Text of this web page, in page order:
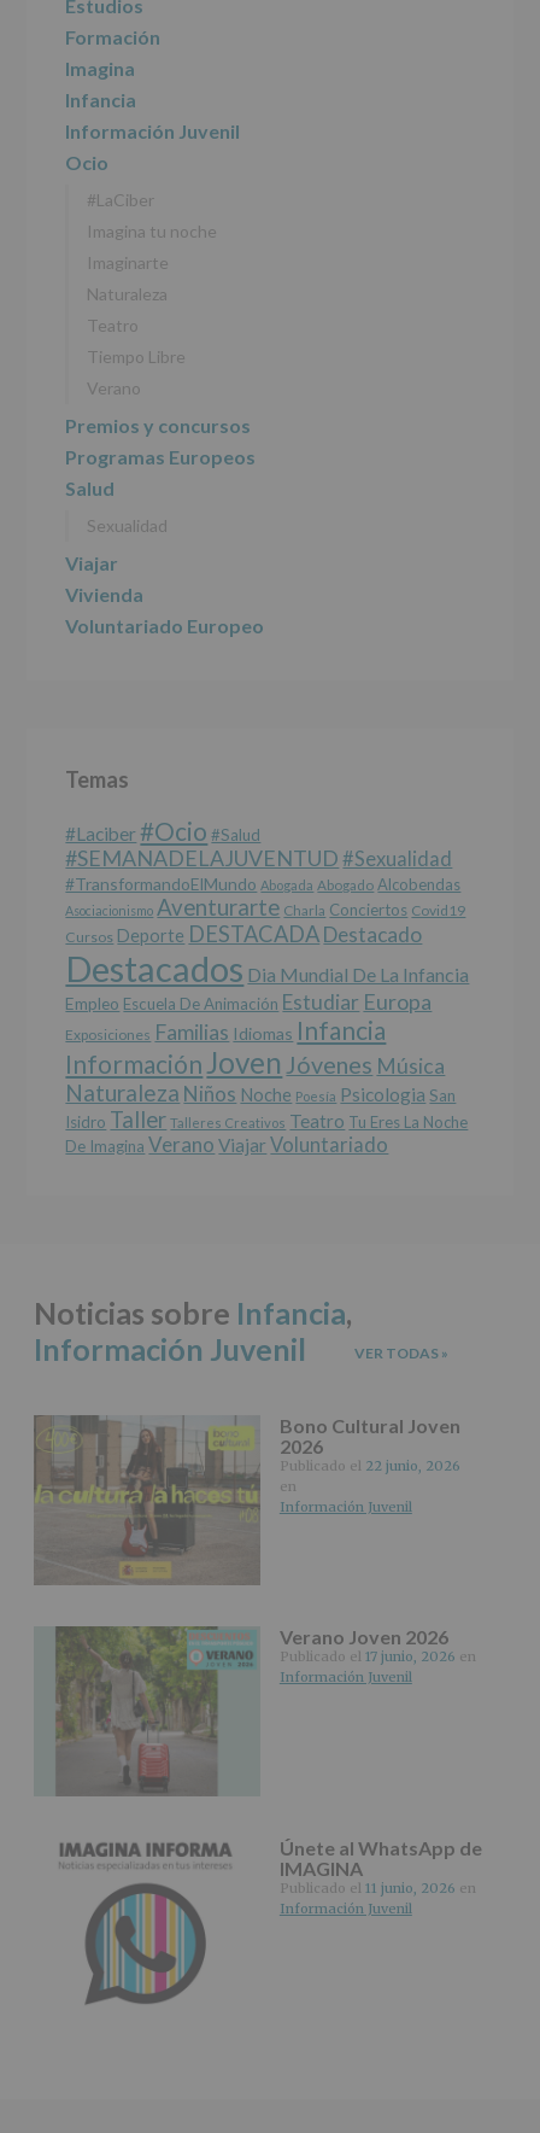
INFORMACIÓN
SOBRE
PROTECCIÓN
DE
DATOS
(REGLAMENTO
EUROPEO
2016/679
27
abril
de
2016)
AYUNTAMIENTO
DE
Finalidad
Información
actividades
y
programas
para
Legitimación
Consentimiento
interesado
se
datos
a
terceros,
salvo
obligación
legal.
Derechos:
De
acceso,
rectificación,
supresión,
así
como
otros
derechos,
según
Información
adicional
Puede
apartado
Aquí
Protegemos
tus
Datos
nuestra
página
web:
*
Obligatorio
Estudios
Formación
Imagina
Infancia
Información Juvenil
Ocio
#LaCiber
Imagina tu noche
Imaginarte
Naturaleza
Teatro
Tiempo Libre
Verano
Premios y concursos
Programas Europeos
Salud
Sexualidad
Viajar
Vivienda
Voluntariado Europeo
Temas
#laciber#Ocio #salud
#SEMANADELAJUVENTUD #sexualidad
#TransformandoElMundo Abogada Abogado Alcobendas
Asociacionismo Aventurarte Charla Conciertos Covid19
Cursos Deporte DESTACADADestacado
Destacados Dia Mundial De La Infancia
Empleo Escuela De Animación Estudiar Europa
Exposiciones Familias Idiomas Infancia
Información Joven Jóvenes Música
Naturaleza Niños Noche Poesía Psicologia San
Isidro Taller Talleres Creativos Teatro Tu Eres La Noche
De Imagina Verano Viajar Voluntariado
Noticias sobre Infancia,
Información Juvenil
VER TODAS »
Bono Cultural Joven
2026
Publicado el 22 junio, 2026
en
Información Juvenil
Verano Joven 2026
Publicado el 17 junio, 2026 en
Información Juvenil
Únete al WhatsApp de
IMAGINA
Publicado el 11 junio, 2026 en
Información Juvenil